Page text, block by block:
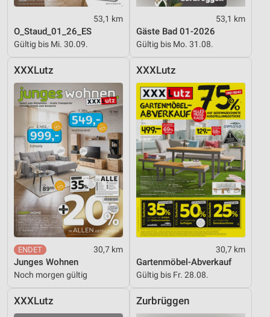
53,1 km
O_Staud_01_26_ES
Gültig bis Mi. 30.09.
53,1 km
Gäste Bad 01-2026
Gültig bis Mo. 31.08.
XXXLutz
30,7 km
Junges Wohnen
Noch morgen gültig
XXXLutz
30,7 km
Gartenmöbel-Abverkauf
Gültig bis Fr. 28.08.
XXXLutz Zurbrüggen
Funktional